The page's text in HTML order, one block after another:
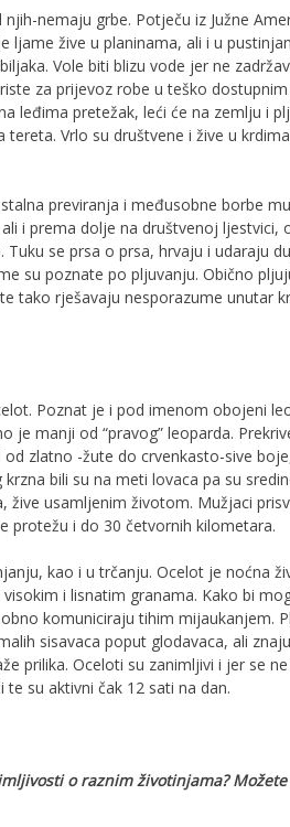
nemaju grbe. Potječu iz Južne
žive u planinama, ali i u
Vole biti blizu vode jer ne
za prijevoz robe u teško
leđima pretežak, leći će na zemlju i
Vrlo su društvene i žive u
previranja i međusobne borbe
i prema dolje na društvenoj ljestvici,
se prsa o prsa, hrvaju i udaraju
su poznate po pljuvanju. Obično
tako rješavaju nesporazume unutar
Poznat je i pod imenom obojeni
je manji od “pravog” leoparda.
zlatno -žute do crvenkasto-sive
bili su na meti lovaca pa su
žive usamljenim životom. Mužjaci
protežu i do 30 četvornih kilometara.
kao i u trčanju. Ocelot je noćna
i lisnatim granama. Kako bi
komuniciraju tihim mijaukanjem.
sisavaca poput glodavaca, ali
prilika. Oceloti su zanimljivi i jer se
su aktivni čak 12 sati na dan.
o raznim životinjama?